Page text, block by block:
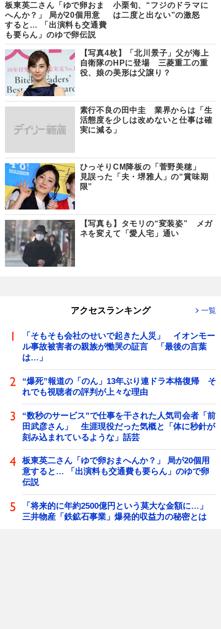
板東英二さん「ゆで卵おま
へんか？」 局が20個用意
すると… 「出演料も交通費
も要らん」のゆで卵伝説
小栗旬、“フジのドラマに
は二度と出ない”の激怒
【写真4枚】「北川景子」父が海上
自衛隊のHPに登場 三菱重工の重
役、娘の美形は父譲り？
素行不良の田中圭 業界からは「生
活態度を少しは改めないと仕事は確
実に減る」
ひっそりCM降板の「菅野美穂」
見誤った「夫・堺雅人」の“賞味期
限”
【写真も】タモリの“変装姿” メガ
ネを変えて「愛人宅」通い
アクセスランキング 一覧
「そもそも会社のせいで起きた人災」 イオンモー
ル事故被害者の親族が慟哭の証言 「最後の言葉
は…」
“爆死”報道の「のん」13年ぶり連ドラ本格復帰 そ
れでも視聴者の評判が上々な理由
“数秒のサービス”で仕事を干された人気司会者「前
田武彦さん」 生涯現役だった気概と「体に秒針が
刻み込まれているような」話芸
板東英二さん「ゆで卵おまへんか？」 局が20個用
意すると… 「出演料も交通費も要らん」のゆで卵
伝説
「将来的に年約2500億円という莫大な金額に…」
三井物産「鉄鉱石事業」爆発的収益力の秘密とは